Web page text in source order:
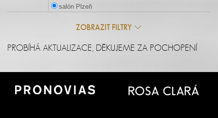
salón Plzeň
ZOBRAZIT FILTRY
PROBÍHÁ AKTUALIZACE, DĚKUJEME ZA POCHOPENÍ